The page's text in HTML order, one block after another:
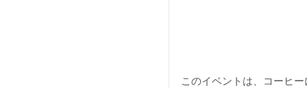
このイベントは、コーヒ